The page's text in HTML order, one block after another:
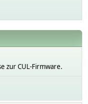
zur CUL-Firmware.